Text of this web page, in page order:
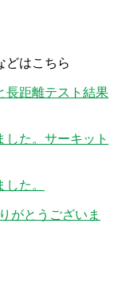
どはこちら
距離テスト結果
た。サーキット
た。
とうございま